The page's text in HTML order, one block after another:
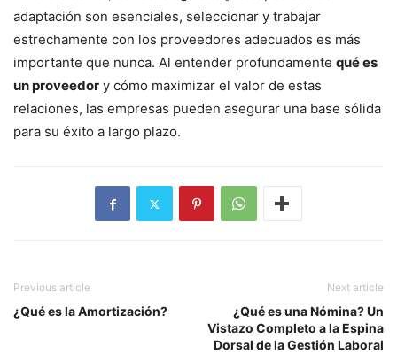
adaptación son esenciales, seleccionar y trabajar
estrechamente con los proveedores adecuados es más
importante que nunca. Al entender profundamente qué es
un proveedor y cómo maximizar el valor de estas
relaciones, las empresas pueden asegurar una base sólida
para su éxito a largo plazo.
Previous article
¿Qué es la Amortización?
Next article
¿Qué es una Nómina? Un
Vistazo Completo a la Espina
Dorsal de la Gestión Laboral